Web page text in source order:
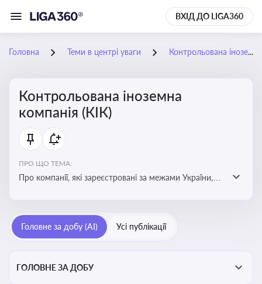
ВХІД ДО LIGA360
Головна Теми в центрі уваги Контрольована іноземна компанія (КІК)
Контрольована іноземна
компанія (КІК)
ПРО ЩО ТЕМА:
Про компанії, які зареєстровані за межами України,
органами України щодо своїх доходів і витрат
Головне за добу (AI) Усі публікації
ГОЛОВНЕ ЗА ДОБУ